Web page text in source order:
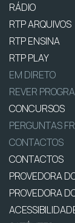
RÁDIO
RTP ARQUIVOS
RTP ENSINA
RTP PLAY
EM DIRETO
REVER
CONCURSOS
PERGUNTAS
CONTACTOS
CONTACTOS
PROVEDORA
PROVEDORA